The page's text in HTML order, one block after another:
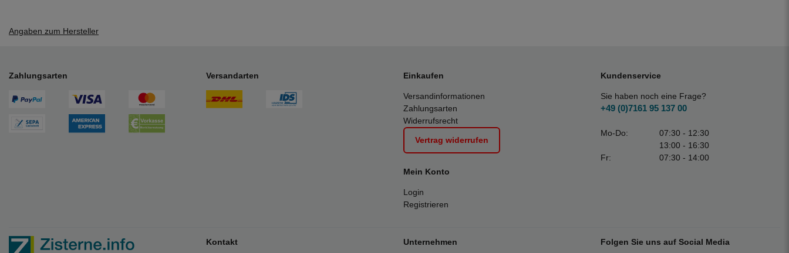
Angaben zum Hersteller
Zahlungsarten Versandarten Einkaufen
Versandinformationen
Zahlungsarten
Widerrufsrecht
Vertrag widerrufen
Mein Konto
Login
Registrieren
Kundenservice
Sie haben noch eine Frage?
+49 (0)7161 95 137 00
Mo-Do:
07:30 - 12:30
13:00 - 16:30
Fr:
07:30 - 14:00
Kontakt Unternehmen Folgen Sie uns auf Social Media